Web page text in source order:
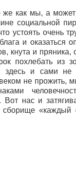
же как мы, а
социальной
устоять очень
и оказаться
кнута и пряника,
похлебать из
и сами не
не прожить,
нас и
сборище «каждый